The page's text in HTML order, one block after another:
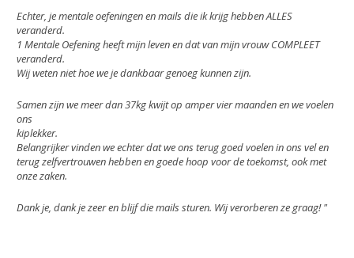
Echter, je mentale oefeningen en mails die ik krijg hebben ALLES
veranderd.
1 Mentale Oefening heeft mijn leven en dat van mijn vrouw COMPLEET
veranderd.
Wij weten niet hoe we je dankbaar genoeg kunnen zijn.
Samen zijn we meer dan 37kg kwijt op amper vier maanden en we voelen
ons
kiplekker.
Belangrijker vinden we echter dat we ons terug goed voelen in ons vel en
terug zelfvertrouwen hebben en goede hoop voor de toekomst, ook met
onze zaken.
Dank je, dank je zeer en blijf die mails sturen. Wij verorberen ze graag! "